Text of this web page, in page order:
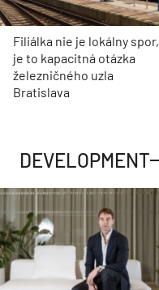
Filiálka nie je lokálny spor,
je to kapacitná otázka
železničného uzla
Bratislava
DEVELOPMENT